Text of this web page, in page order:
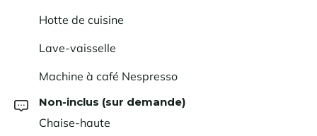
Hotte de cuisine
Lave-vaisselle
Machine à café Nespresso
Non-inclus (sur demande)
Chaise-haute